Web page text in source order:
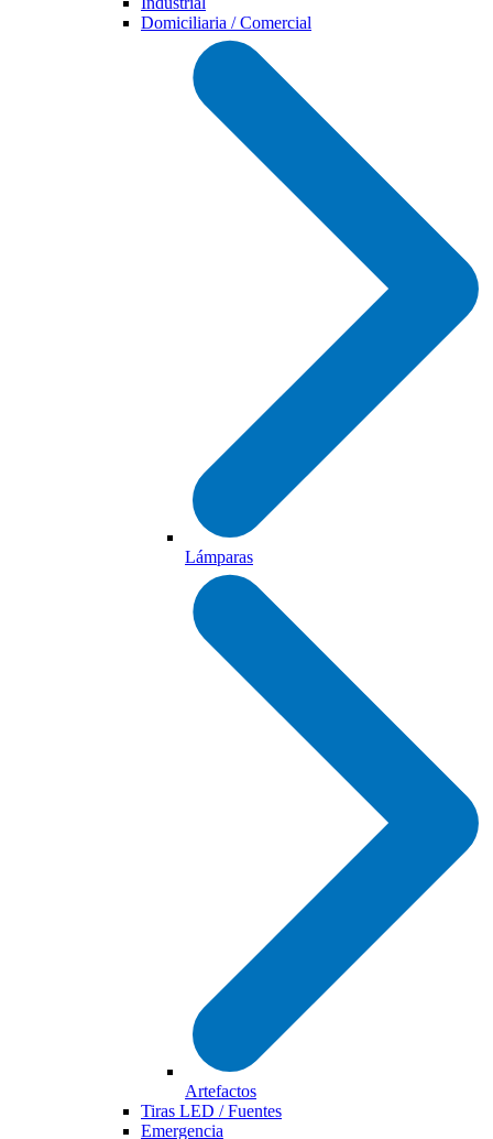
Domiciliaria / Comercial
Lámparas
Artefactos
Tiras LED / Fuentes
Emergencia